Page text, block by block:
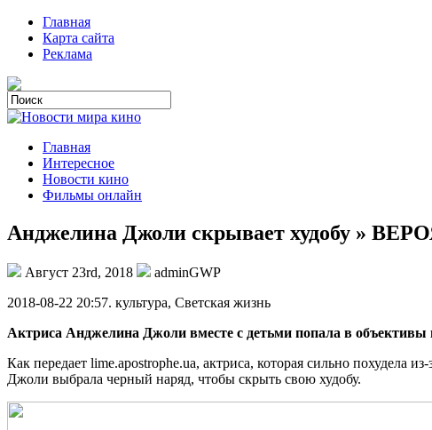
Главная
Карта сайта
Реклама
Главная
Интересное
Новости кино
Фильмы онлайн
Анджелина Джоли скрывает худобу »
Август 23rd, 2018
adminGWP
2018-08-22 20:57. культурa, Светская жизнь
Актриса Анджелина Джоли вместе с детьми попала в объективы
Как передает lime.apostrophe.ua, актриса, которая сильно похудела
Джоли выбрала черный наряд, чтобы скрыть свою худобу.